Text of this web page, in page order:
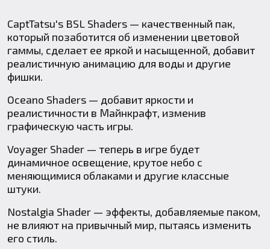
CaptTatsu's BSL Shaders — качественный пак,
который позаботится об изменении цветовой
гаммы, сделает ее яркой и насыщенной, добавит
реалистичную анимацию для воды и другие
фишки.
Oceano Shaders — добавит яркости и
реалистичности в Майнкрафт, изменив
графическую часть игры.
Voyager Shader — теперь в игре будет
динамичное освещение, крутое небо с
меняющимися облаками и другие классные
штуки.
Nostalgia Shader — эффекты, добавляемые паком,
не влияют на привычный мир, пытаясь изменить
его стиль.